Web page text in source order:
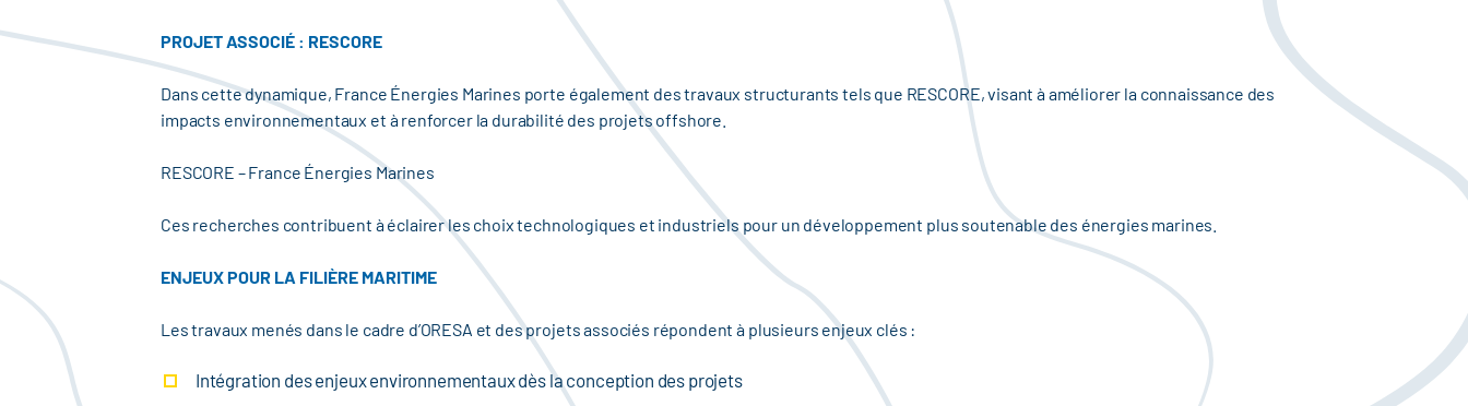
PROJET ASSOCIÉ : RESCORE
Dans cette dynamique, France Énergies Marines porte également des travaux structurants tels que RESCORE, visant à améliorer la connaissance des
impacts environnementaux et à renforcer la durabilité des projets offshore.
RESCORE – France Énergies Marines
Ces recherches contribuent à éclairer les choix technologiques et industriels pour un développement plus soutenable des énergies marines.
ENJEUX POUR LA FILIÈRE MARITIME
Les travaux menés dans le cadre d’ORESA et des projets associés répondent à plusieurs enjeux clés :
Intégration des enjeux environnementaux dès la conception des projets